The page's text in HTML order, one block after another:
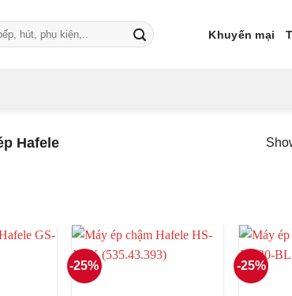
Khuyến mại
Hafele
-25% -25%